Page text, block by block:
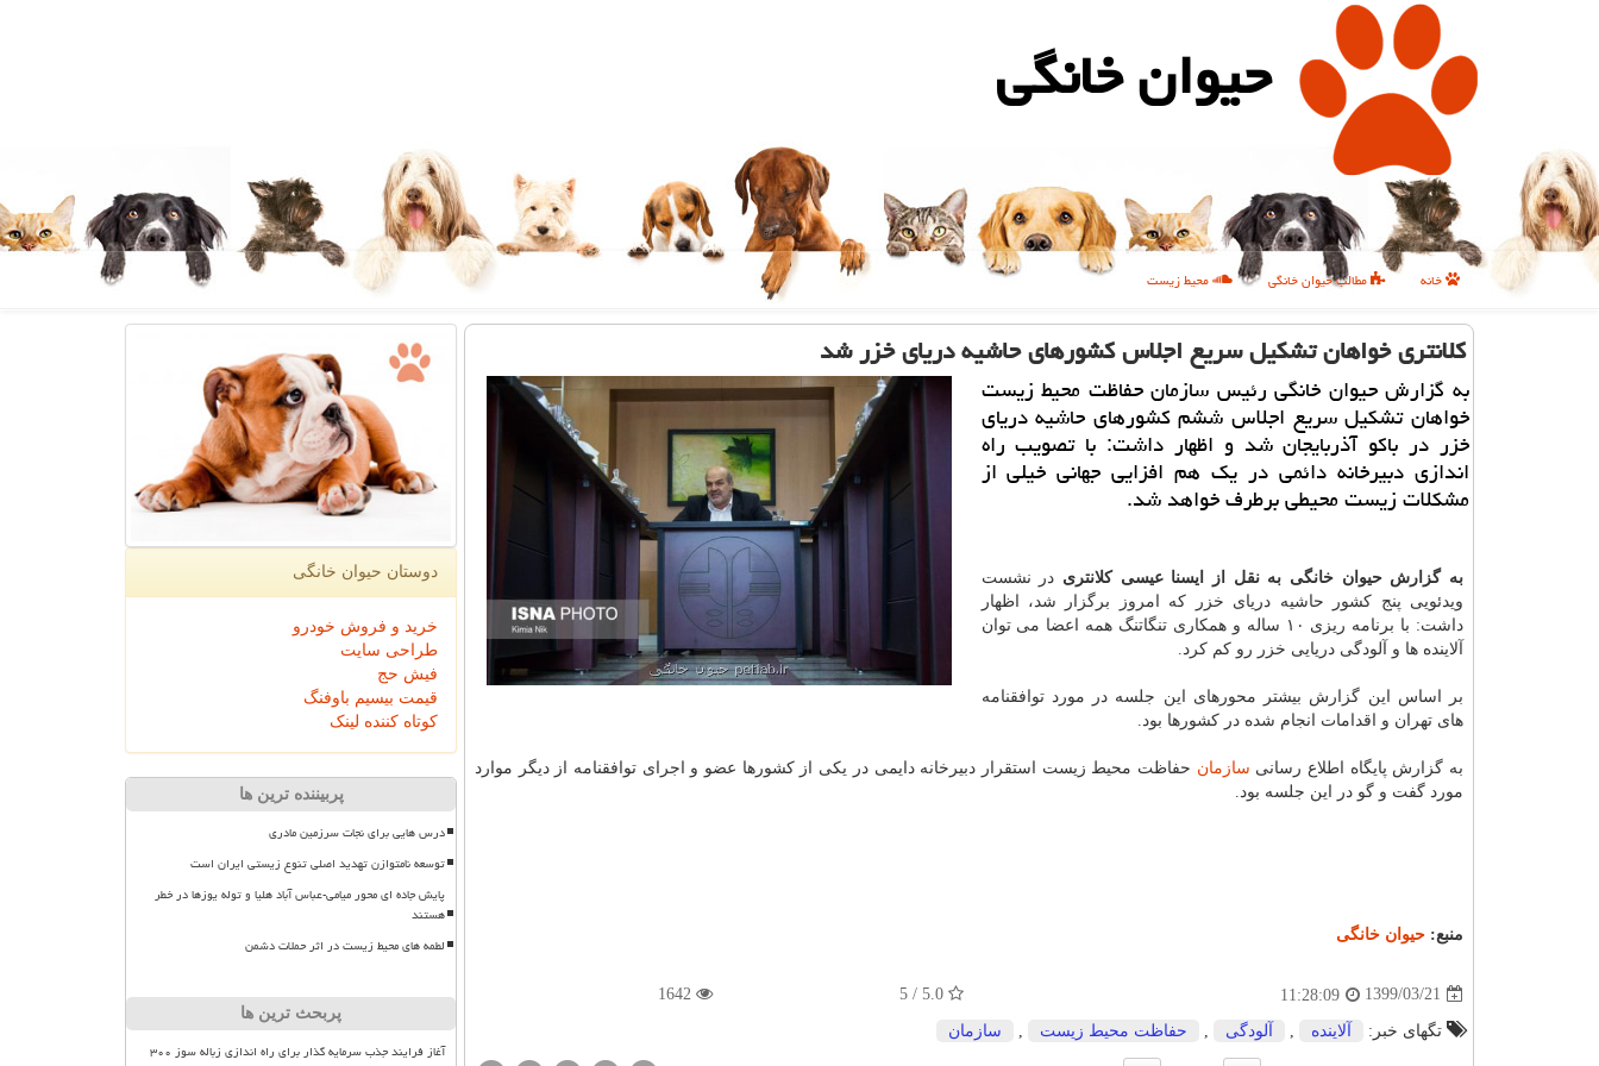
حیوان خانگی
خانه مطالب حیوان خانگی محیط زیست
كلانتری خواهان تشكیل سریع اجلاس كشورهای حاشیه دریای خزر شد
به گزارش حیوان خانگی رئیس سازمان حفاظت محیط زیست
خواهان تشكیل سریع اجلاس ششم كشورهای حاشیه دریای
خزر در باكو آذربایجان شد و اظهار داشت: با تصویب راه
اندازی دبیرخانه دائمی در یك هم افزایی جهانی خیلی از
مشكلات زیست محیطی برطرف خواهد شد.
به گزارش حیوان خانگی به نقل از ایسنا عیسی کلانتری در نشست
ویدئویی پنج کشور حاشیه دریای خزر که امروز برگزار شد، اظهار
داشت: با برنامه ریزی ۱۰ ساله و همکاری تنگاتنگ همه اعضا می توان
آلاینده ها و آلودگی دریایی خزر رو کم کرد.
بر اساس این گزارش بیشتر محورهای این جلسه در مورد توافقنامه
های تهران و اقدامات انجام شده در کشورها بود.
به گزارش پایگاه اطلاع رسانی سازمان حفاظت محیط زیست استقرار دبیرخانه دایمی در یکی از کشورها عضو و اجرای توافقنامه از دیگر موارد
مورد گفت و گو در این جلسه بود.
منبع: حیوان خانگی
1399/03/21
11:28:09
5.0 / 5
1642
تگهای خبر: آلاینده آلودگی حفاظت محیط زیست سازمان
دوستان حیوان خانگی
خرید و فروش خودرو
طراحی سایت
فیش حج
قیمت بیسیم باوفنگ
کوتاه کننده لینک
پربیننده ترین ها
درس هایی برای نجات سرزمین مادری
توسعه نامتوازن تهدید اصلی تنوع زیستی ایران است
پایش جاده ای محور میامی-عباس آباد هلیا و توله یوزها در خطر
هستند
لطمه های محیط زیست در اثر حملات دشمن
پربحث ترین ها
آغاز فرایند جذب سرمایه گذار برای راه اندازی زباله سوز ۳۰۰